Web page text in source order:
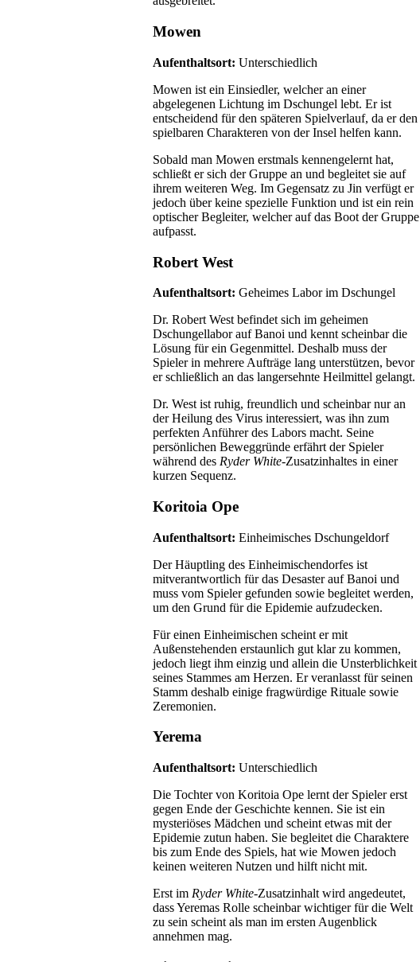
Mowen
Aufenthaltsort: Unterschiedlich
Mowen ist ein Einsiedler, welcher an einer
abgelegenen Lichtung im Dschungel lebt. Er ist
entscheidend für den späteren Spielverlauf, da er den
spielbaren Charakteren von der Insel helfen kann.
Sobald man Mowen erstmals kennengelernt hat,
schließt er sich der Gruppe an und begleitet sie auf
ihrem weiteren Weg. Im Gegensatz zu Jin verfügt er
jedoch über keine spezielle Funktion und ist ein rein
optischer Begleiter, welcher auf das Boot der Gruppe
aufpasst.
Robert West
Aufenthaltsort: Geheimes Labor im Dschungel
Dr. Robert West befindet sich im geheimen
Dschungellabor auf Banoi und kennt scheinbar die
Lösung für ein Gegenmittel. Deshalb muss der
Spieler in mehrere Aufträge lang unterstützen, bevor
er schließlich an das langersehnte Heilmittel gelangt.
Dr. West ist ruhig, freundlich und scheinbar nur an
der Heilung des Virus interessiert, was ihn zum
perfekten Anführer des Labors macht. Seine
persönlichen Beweggründe erfährt der Spieler
während des Ryder White-Zusatzinhaltes in einer
kurzen Sequenz.
Koritoia Ope
Aufenthaltsort: Einheimisches Dschungeldorf
Der Häuptling des Einheimischendorfes ist
mitverantwortlich für das Desaster auf Banoi und
muss vom Spieler gefunden sowie begleitet werden,
um den Grund für die Epidemie aufzudecken.
Für einen Einheimischen scheint er mit
Außenstehenden erstaunlich gut klar zu kommen,
jedoch liegt ihm einzig und allein die Unsterblichkeit
seines Stammes am Herzen. Er veranlasst für seinen
Stamm deshalb einige fragwürdige Rituale sowie
Zeremonien.
Yerema
Aufenthaltsort: Unterschiedlich
Die Tochter von Koritoia Ope lernt der Spieler erst
gegen Ende der Geschichte kennen. Sie ist ein
mysteriöses Mädchen und scheint etwas mit der
Epidemie zutun haben. Sie begleitet die Charaktere
bis zum Ende des Spiels, hat wie Mowen jedoch
keinen weiteren Nutzen und hilft nicht mit.
Erst im Ryder White-Zusatzinhalt wird angedeutet,
dass Yeremas Rolle scheinbar wichtiger für die Welt
zu sein scheint als man im ersten Augenblick
annehmen mag.